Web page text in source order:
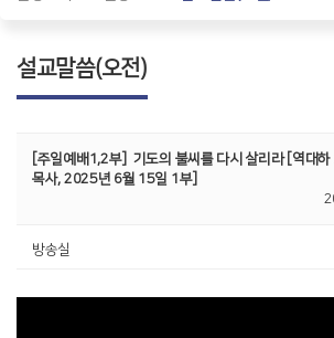
설교말씀(오전)
[주일예배1,2부]
기도의 불씨를 다시 살리라 [역대
목사, 2025년 6월 15일 1부]
방송실